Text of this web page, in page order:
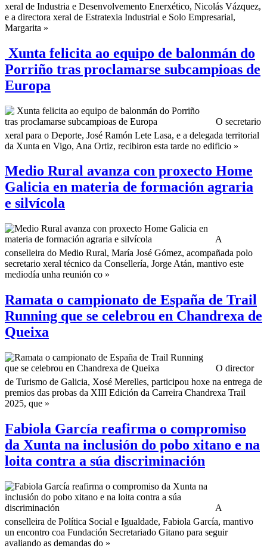
xeral de Industria e Desenvolvemento Enerxético, Nicolás Vázquez,
e a directora xeral de Estratexia Industrial e Solo Empresarial,
Margarita »
Xunta felicita ao equipo de balonmán do
Porriño tras proclamarse subcampioas de
Europa
O secretario
xeral para o Deporte, José Ramón Lete Lasa, e a delegada territorial
da Xunta en Vigo, Ana Ortiz, recibiron esta tarde no edificio »
Medio Rural avanza con proxecto Home
Galicia en materia de formación agraria
e silvícola
A
conselleira do Medio Rural, María José Gómez, acompañada polo
secretario xeral técnico da Consellería, Jorge Atán, mantivo este
mediodía unha reunión co »
Ramata o campionato de España de Trail
Running que se celebrou en Chandrexa de
Queixa
O director
de Turismo de Galicia, Xosé Merelles, participou hoxe na entrega de
premios das probas da XIII Edición da Carreira Chandrexa Trail
2025, que »
Fabiola García reafirma o compromiso
da Xunta na inclusión do pobo xitano e na
loita contra a súa discriminación
A
conselleira de Política Social e Igualdade, Fabiola García, mantivo
un encontro coa Fundación Secretariado Gitano para seguir
avaliando as demandas do »